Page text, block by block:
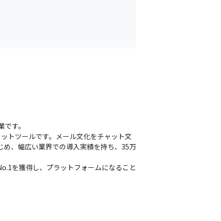
す。
トツールです。メール文化をチャット文
、幅広い業界での導入実績を持ち、35万
を獲得し、プラットフォームになること